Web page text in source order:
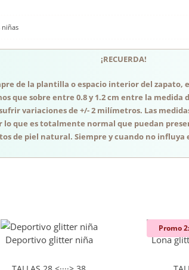
niñas
¡RECUERDA!
de la plantilla o espacio interior del
que sobre entre 0.8 y 1.2 cm entre la medida
variaciones de +/- 2 milímetros. Las
lo que es totalmente normal que puedan
de piel natural. Siempre y cuando no
Deportivo glitter niña
Promo
Lona